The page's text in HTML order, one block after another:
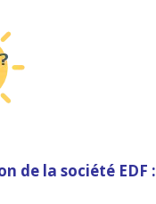
de la société EDF :